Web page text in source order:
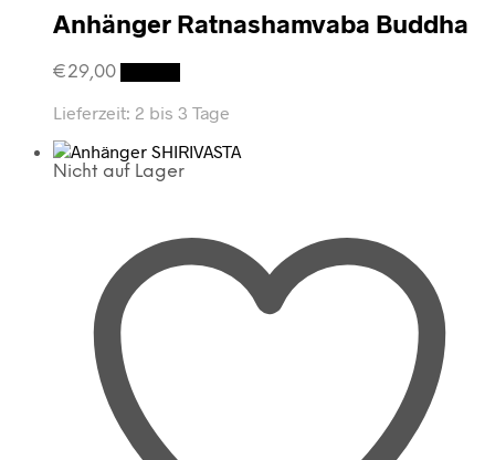
Anhänger Ratnashamvaba Buddha
€29,00
Lieferzeit: 2 bis 3 Tage
Nicht auf Lager